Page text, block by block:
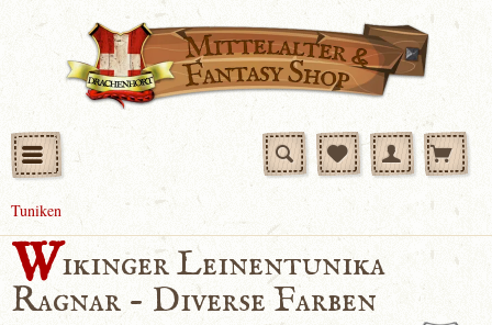
Tuniken
Wikinger Leinentunika
Ragnar - Diverse Farben